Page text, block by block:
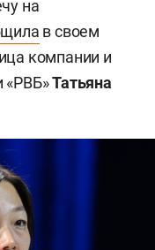
на
в своем
компании и
«РВБ»Татьяна